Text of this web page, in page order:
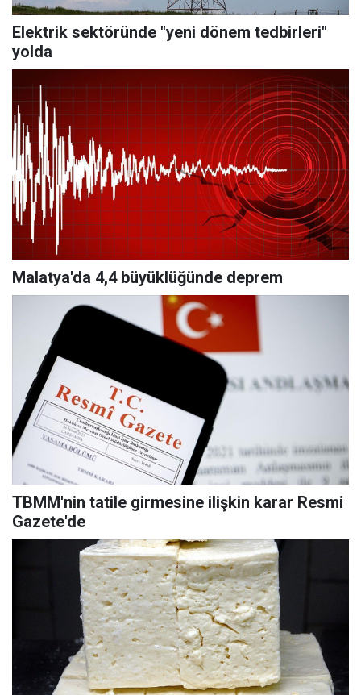
Elektrik sektöründe "yeni dönem tedbirleri"
yolda
Malatya'da 4,4 büyüklüğünde deprem
TBMM'nin tatile girmesine ilişkin karar Resmi
Gazete'de